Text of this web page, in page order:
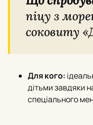
піцу з
соковиту
Для кого:
дітьми завдяки
спеціального